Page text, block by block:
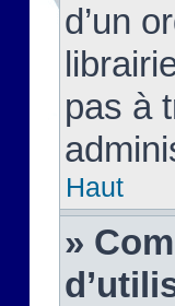
d’un
pas à
Haut
»